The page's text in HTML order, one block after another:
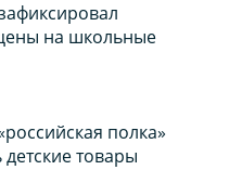
на школьные
полка»
товары